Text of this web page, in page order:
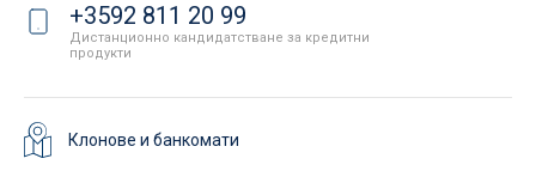
+3592 811 20 99
Дистанционно кандидатстване за кредитни
продукти
Клонове и банкомати